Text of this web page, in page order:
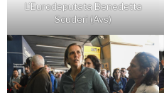
L’Eurodeputata Benedetta
Scuderi (Avs)